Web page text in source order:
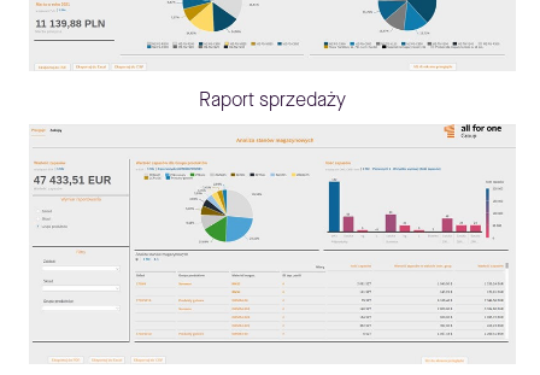
Raport sprzedaży